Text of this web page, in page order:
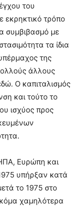
του
εκρηκτικό τρόπο
συμβιβασμό με
τα ίδια
της
άλλους
Ο καπιταλισμός
και τούτο το
ισχύος προς
Ευρώπη και
υπήρξαν κατά
το 1975 στο
χαμηλότερα